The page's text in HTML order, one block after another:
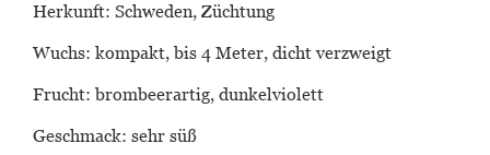
Herkunft: Schweden, Züchtung
Wuchs: kompakt, bis 4 Meter, dicht verzweigt
Frucht: brombeerartig, dunkelviolett
Geschmack: sehr süß